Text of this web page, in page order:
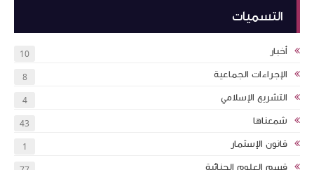
التسميات
أخبار 10
الإجراءات الجماعية 8
التشريع الإسلامي 4
شمعناها 43
قانون الإسثمار 1